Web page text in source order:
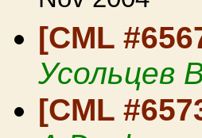
[CML
Усольцев
[CML